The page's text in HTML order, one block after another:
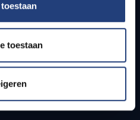
toestaan
scholen